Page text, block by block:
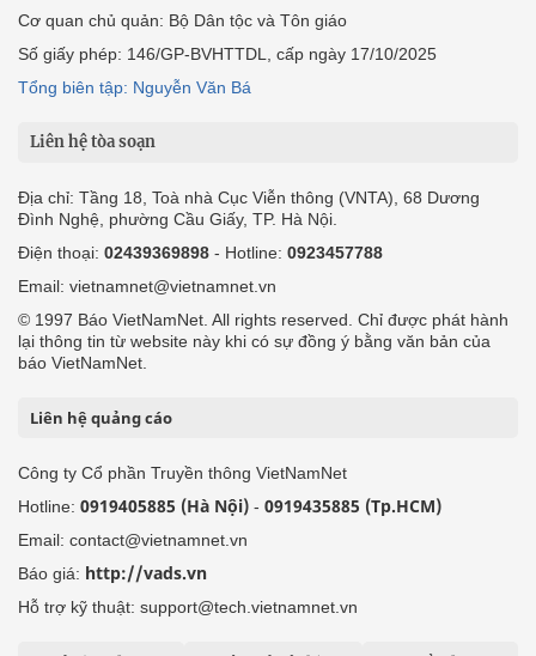
Cơ quan chủ quản: Bộ Dân tộc và Tôn giáo
Số giấy phép: 146/GP-BVHTTDL, cấp ngày 17/10/2025
Tổng biên tập: Nguyễn Văn Bá
Liên hệ tòa soạn
Địa chỉ: Tầng 18, Toà nhà Cục Viễn thông (VNTA), 68 Dương
Đình Nghệ, phường Cầu Giấy, TP. Hà Nội.
Điện thoại: 02439369898 - Hotline: 0923457788
Email: vietnamnet@vietnamnet.vn
© 1997 Báo VietNamNet. All rights reserved. Chỉ được phát hành
lại thông tin từ website này khi có sự đồng ý bằng văn bản của
báo VietNamNet.
Liên hệ quảng cáo
Công ty Cổ phần Truyền thông VietNamNet
Hotline: 0919405885 (Hà Nội) - 0919435885 (Tp.HCM)
Email: contact@vietnamnet.vn
Báo giá: http://vads.vn
Hỗ trợ kỹ thuật: support@tech.vietnamnet.vn